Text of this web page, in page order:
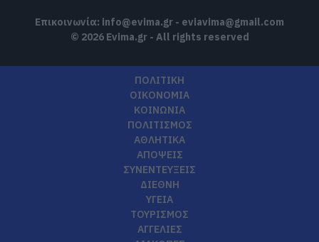
Επικοινωνία: info@evima.gr - eviavima@gmail.com
© 2026 Evima.gr - All rights reserved
ΠΟΛΙΤΙΚΗ
ΟΙΚΟΝΟΜΙΑ
ΚΟΙΝΩΝΙΑ
ΠΟΛΙΤΙΣΜΟΣ
ΑΘΛΗΤΙΚΑ
ΑΠΟΨΕΙΣ
ΣΥΝΕΝΤΕΥΞΕΙΣ
ΔΙΕΘΝΗ
ΥΓΕΙΑ
ΤΟΥΡΙΣΜΟΣ
ΑΓΓΕΛΙΕΣ